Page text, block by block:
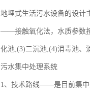
地埋式生活污水设备的设计
——接触氧化法，水质参数
化池;(3)二沉池;(4)消毒池、
污水集中处理系统
1、技术路线——是目前集中